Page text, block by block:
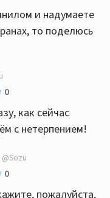
и надумаете
то поделюсь
0
как сейчас
с нетерпением!
@Sozu
0
пожалуйста,